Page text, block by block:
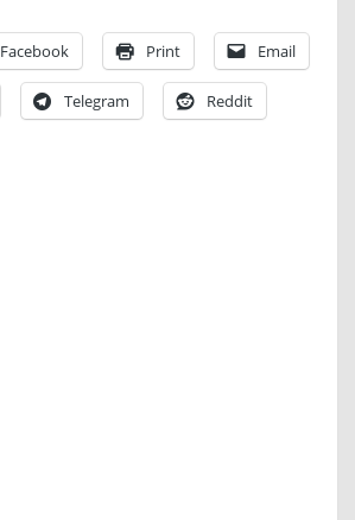
Facebook Print Email
Telegram Reddit